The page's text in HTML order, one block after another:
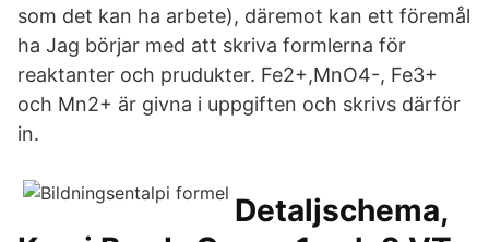
som det kan ha arbete), däremot kan ett föremål
ha Jag börjar med att skriva formlerna för
reaktanter och prudukter. Fe2+,MnO4-, Fe3+
och Mn2+ är givna i uppgiften och skrivs därför
in.
Detaljschema,